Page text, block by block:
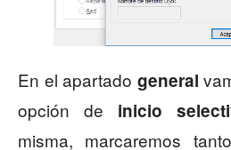
En el apartado general
opción de inicio
misma, marcaremos